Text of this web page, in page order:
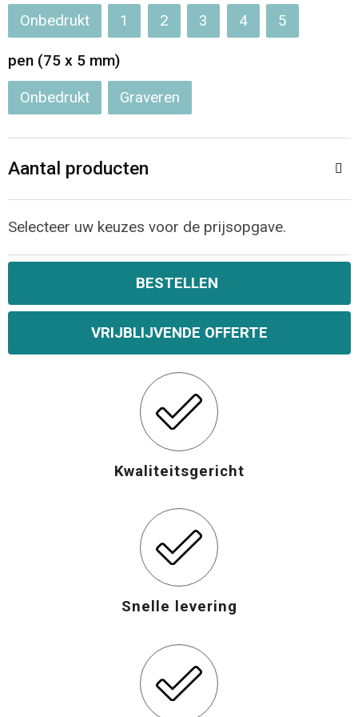
Opvouwbare tassen
Waterbestendige tassen
Bowlingtassen
Strandtassen
Katoenen draagtassen
Onbedrukt 1 2 3 4 5
pen (75 x 5 mm)
Onbedrukt Graveren
Aantal producten
Selecteer uw keuzes voor de prijsopgave.
BESTELLEN
VRIJBLIJVENDE OFFERTE
Kwaliteitsgericht
Snelle levering